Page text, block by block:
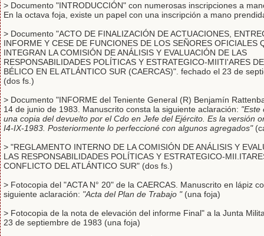
> Documento "INTRODUCCIÓN" con numerosas inscripciones a
En la octava foja, existe un papel con una inscripción a mano
> Documento "ACTO DE FINALIZACIÓN DE ACTUACIONES,
INFORME Y CESE DE FUNCIONES DE LOS SEÑORES OFICIALES
INTEGRAN LA COMISIÓN DE ANÁLISIS Y EVALUACIÓN DE LAS
RESPONSABILIDADES POLÍTICAS Y ESTRATEGICO-MIITI'ARES
BÉLICO EN EL ATLÁNTICO SUR (CAERCAS)". fechado el 23 de
(dos fs.)
> Documento "INFORME del Teniente General (R) Benjamín
14 de junio de 1983. Manuscrito consta la siguiente aclaración: "Este
una copia del devuelto por el Cdo en Jefe del Ejército. Es la versión
I4-IX-1983. Posteriormente lo perfeccioné con algunos agregados"
> "REGLAMENTO INTERNO DE LA COMISIÓN DE ANÁLISIS Y
LAS RESPONSABILIDADES POLÍTICAS Y ESTRATEGICO-
CONFLICTO DEL ATLÁNTICO SUR" (dos fs.)
> Fotocopia del "ACTA N° 20" de la CAERCAS. Manuscrito en lápiz
siguiente aclaración: "Acta del Plan de Trabajo "(una foja)
> Fotocopia de la nota de elevación del informe Final" a la Junta
23 de septiembre de 1983 (una foja)